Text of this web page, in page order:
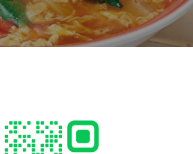
本来の「コシ」と「つるつるとした食